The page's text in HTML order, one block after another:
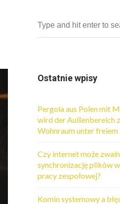
Ostatnie wpisy
Pergola aus Polen mit
wird der Außenbereich
Wohnraum unter freiem
Czy internet może
synchronizację plików
pracy zespołowej?
Komin systemowy a